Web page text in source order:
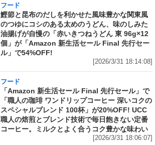
フード
鰹節と昆布のだしを利かせた風味豊かな関東風
のつゆにコシのある太めのうどん、味のしみた
油揚げが自慢の「赤いきつねうどん 東 96g×12
個」が「Amazon 新生活セール Final 先行セー
ル」で54%OFF!
[2026/3/31 18:14:08]
フード
「Amazon 新生活セール Final 先行セール」で
「職人の珈琲 ワンドリップコーヒー 深いコクの
スペシャルブレンド 100杯」が20%OFF! UCC
職人の焙煎とブレンド技術で毎日飽きない定番
コーヒー。ミルクとよく合うコク豊かな味わい
[2026/3/31 18:06:07]